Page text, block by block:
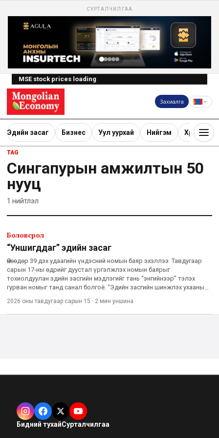
СУРТАЛЧИЛГАА
MSE stock prices loading
Захиалга
Эдийн засаг Бизнес Уул уурхай Нийгэм Хөрөнгө
TAG
Сингапурын амжилтын 50
нууц
1 нийтлэл
Боловсрол
“Уншигддаг” эдийн засаг
Өнөөдөр 39 дэх удаагийн үндэсний номын баяр эхэллээ. Тавдугаар
сарын 17-ны өдрийг дуустал үргэлжлэх номын баярыг
тохиолдуулан эдийн засгийн мэдлэгийг тань “энгийнээр” тэлэх
гурван номыг танд санал болгоё. “Эдийн засгийн шинжлэх ухааны
2026 оны тавдугаар сарын 15 · 2 мин уншина
Бидний тухайСурталчилгаа